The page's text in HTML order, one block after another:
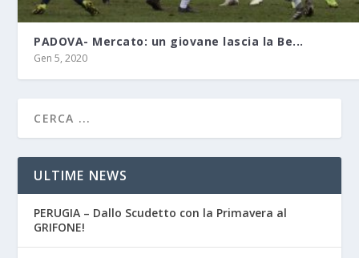
PADOVA- Mercato: un giovane lascia la Be...
Gen 5, 2020
ULTIME NEWS
PERUGIA – Dallo Scudetto con la Primavera al
GRIFONE!